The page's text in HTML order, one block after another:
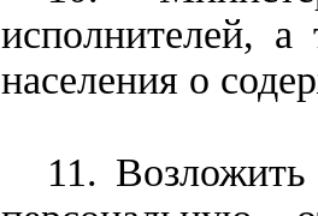
исполнителей, а
населения о
11.